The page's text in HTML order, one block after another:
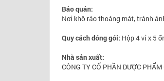
Bảo quản:
Nơi khô ráo thoáng mát, tránh
Quy cách đóng gói: Hộp 4 vỉ x 5
Nhà sản xuất:
CÔNG TY CỔ PHẦN DƯỢC